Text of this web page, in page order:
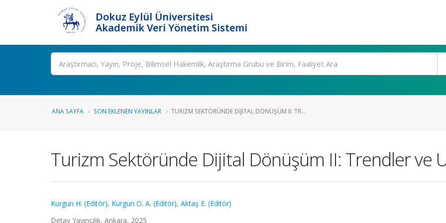
Dokuz Eylül Üniversitesi
Akademik Veri Yönetim Sistemi
Ara
ANA SAYFA SON EKLENEN YAYINLAR TURIZM SEKTÖRÜNDE DIJITAL DÖNÜŞÜM II: TR...
Turizm Sektöründe Dijital Dönüşüm II: Trendler ve
Kurgun H. (Editör), Kurgun O. A. (Editör), Aktaş E. (Editör)
Detay Yayıncılık, Ankara, 2025